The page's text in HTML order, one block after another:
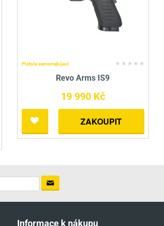
Pistole samonabíjecí
Revo Arms IS9
19 990 Kč
ZAKOUPIT
Informace k nákupu